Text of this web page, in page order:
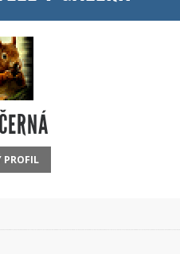
jste heslo?
na starém webu?
PROFIL